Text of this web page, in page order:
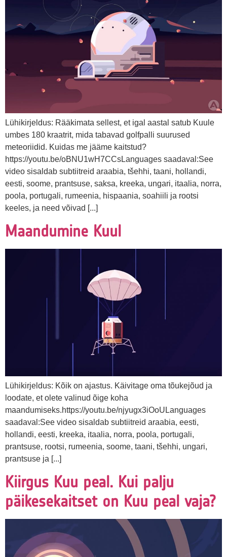
Lühikirjeldus: Rääkimata sellest, et igal aastal satub Kuule
umbes 180 kraatrit, mida tabavad golfpalli suurused
meteoriidid. Kuidas me jääme kaitstud?
https://youtu.be/oBNU1wH7CCsLanguages saadaval:See
video sisaldab subtiitreid araabia, tšehhi, taani, hollandi,
eesti, soome, prantsuse, saksa, kreeka, ungari, itaalia, norra,
poola, portugali, rumeenia, hispaania, soahiili ja rootsi
keeles, ja need võivad [...]
Maandumine Kuul
Lühikirjeldus: Kõik on ajastus. Käivitage oma tõukejõud ja
loodate, et olete valinud õige koha
maandumiseks.https://youtu.be/njyugx3iOoULanguages
saadaval:See video sisaldab subtiitreid araabia, eesti,
hollandi, eesti, kreeka, itaalia, norra, poola, portugali,
prantsuse, rootsi, rumeenia, soome, taani, tšehhi, ungari,
prantsuse ja [...]
Kiirgus Kuu peal. Kui palju
päikesekaitset on Kuu peal vaja?